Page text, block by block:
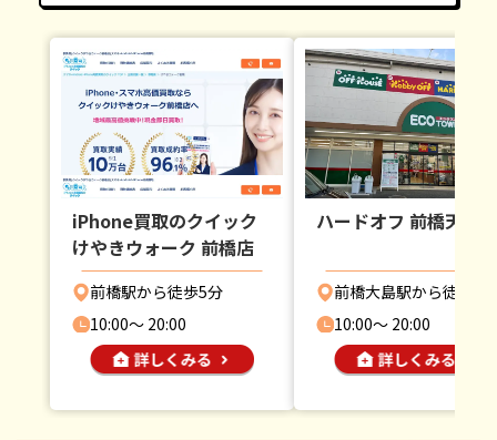
iPhone買取のクイック
けやきウォーク 前橋店
前橋駅から徒歩5分
10:00〜 20:00
ハードオフ 前橋天川店
前橋大島駅から徒歩30
10:00〜 20:00